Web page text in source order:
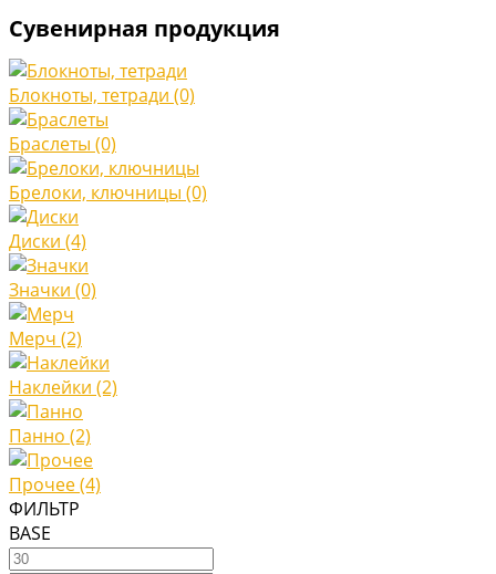
Сувенирная продукция
Блокноты, тетради (0)
Браслеты (0)
Брелоки, ключницы (0)
Диски (4)
Значки (0)
Мерч (2)
Наклейки (2)
Панно (2)
Прочее(4)
ФИЛЬТР
BASE